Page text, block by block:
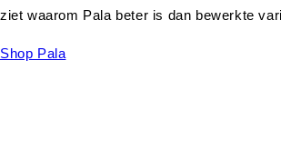
ziet waarom Pala beter is dan bewerkte
Shop Pala